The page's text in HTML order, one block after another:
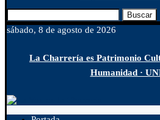
Buscar
sábado, 8 de agosto de 2026
La Charrería es Patrimonio
Humanidad ·